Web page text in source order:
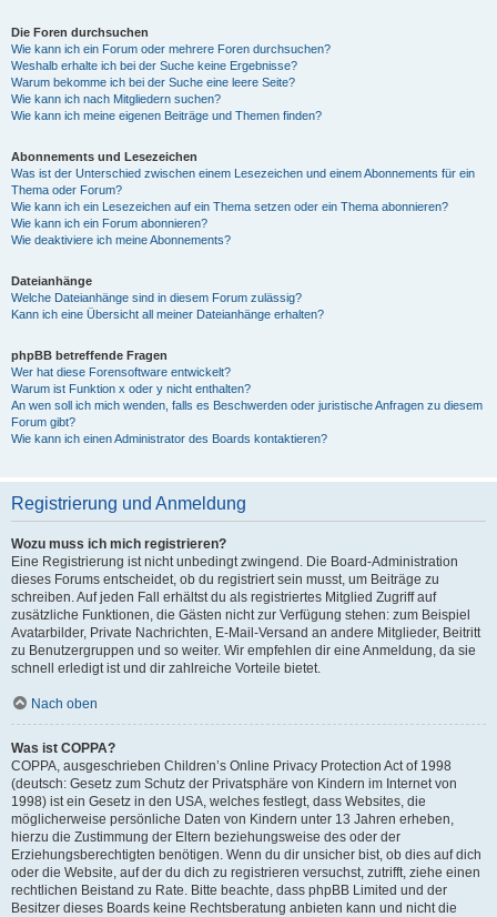
Die Foren durchsuchen
Wie kann ich ein Forum oder mehrere Foren durchsuchen?
Weshalb erhalte ich bei der Suche keine Ergebnisse?
Warum bekomme ich bei der Suche eine leere Seite?
Wie kann ich nach Mitgliedern suchen?
Wie kann ich meine eigenen Beiträge und Themen finden?
Abonnements und Lesezeichen
Was ist der Unterschied zwischen einem Lesezeichen und einem Abonnements für ein
Thema oder Forum?
Wie kann ich ein Lesezeichen auf ein Thema setzen oder ein Thema abonnieren?
Wie kann ich ein Forum abonnieren?
Wie deaktiviere ich meine Abonnements?
Dateianhänge
Welche Dateianhänge sind in diesem Forum zulässig?
Kann ich eine Übersicht all meiner Dateianhänge erhalten?
phpBB betreffende Fragen
Wer hat diese Forensoftware entwickelt?
Warum ist Funktion x oder y nicht enthalten?
An wen soll ich mich wenden, falls es Beschwerden oder juristische Anfragen zu diesem
Forum gibt?
Wie kann ich einen Administrator des Boards kontaktieren?
Registrierung und Anmeldung
Wozu muss ich mich registrieren?
Eine Registrierung ist nicht unbedingt zwingend. Die Board-Administration
dieses Forums entscheidet, ob du registriert sein musst, um Beiträge zu
schreiben. Auf jeden Fall erhältst du als registriertes Mitglied Zugriff auf
zusätzliche Funktionen, die Gästen nicht zur Verfügung stehen: zum Beispiel
Avatarbilder, Private Nachrichten, E-Mail-Versand an andere Mitglieder, Beitritt
zu Benutzergruppen und so weiter. Wir empfehlen dir eine Anmeldung, da sie
schnell erledigt ist und dir zahlreiche Vorteile bietet.
Nach oben
Was ist COPPA?
COPPA, ausgeschrieben Children’s Online Privacy Protection Act of 1998
(deutsch: Gesetz zum Schutz der Privatsphäre von Kindern im Internet von
1998) ist ein Gesetz in den USA, welches festlegt, dass Websites, die
möglicherweise persönliche Daten von Kindern unter 13 Jahren erheben,
hierzu die Zustimmung der Eltern beziehungsweise des oder der
Erziehungsberechtigten benötigen. Wenn du dir unsicher bist, ob dies auf dich
oder die Website, auf der du dich zu registrieren versuchst, zutrifft, ziehe einen
rechtlichen Beistand zu Rate. Bitte beachte, dass phpBB Limited und der
Besitzer dieses Boards keine Rechtsberatung anbieten kann und nicht die